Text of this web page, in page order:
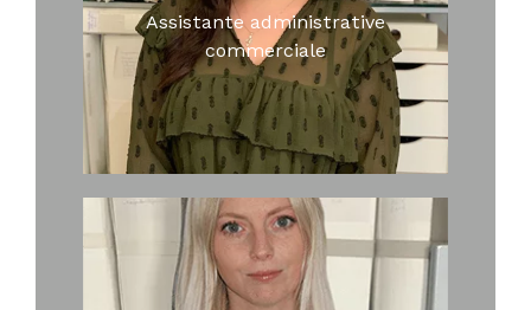
Assistante administrative
commerciale